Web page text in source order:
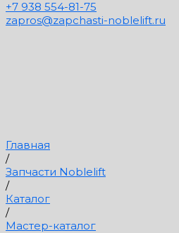
+7 938 554-81-75
zapros@zapchasti-noblelift.ru
Главная
/
Запчасти Noblelift
/
Каталог
/
Мастер-каталог